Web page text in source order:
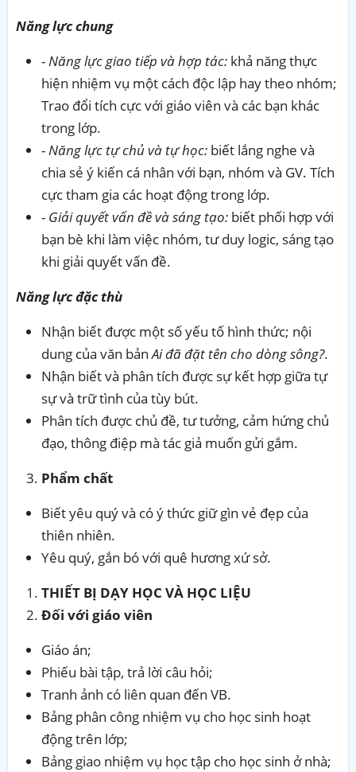
Năng lực chung
-Năng lực giao tiếp và hợp tác: khả năng thực
hiện nhiệm vụ một cách độc lập hay theo nhóm;
Trao đổi tích cực với giáo viên và các bạn khác
trong lớp.
-Năng lực tự chủ và tự học: biết lắng nghe và
chia sẻ ý kiến cá nhân với bạn, nhóm và GV. Tích
cực tham gia các hoạt động trong lớp.
- Giải quyết vấn đề và sáng tạo: biết phối hợp với
bạn bè khi làm việc nhóm, tư duy logic, sáng tạo
khi giải quyết vấn đề.
Năng lực đặc thù
Nhận biết được một số yếu tố hình thức; nội
dung của văn bảnAi đã đặt tên cho dòng sông?.
Nhận biết và phân tích được sự kết hợp giữa tự
sự và trữ tình của tùy bút.
Phân tích được chủ đề, tư tưởng, cảm hứng chủ
đạo, thông điệp mà tác giả muốn gửi gắm.
Phẩm chất
Biết yêu quý và có ý thức giữ gìn vẻ đẹp của
thiên nhiên.
Yêu quý, gắn bó với quê hương xứ sở.
THIẾT BỊ DẠY HỌC VÀ HỌC LIỆU
Đối với giáo viên
Giáo án;
Phiếu bài tập, trả lời câu hỏi;
Tranh ảnh có liên quan đến VB.
Bảng phân công nhiệm vụ cho học sinh hoạt
động trên lớp;
Bảng giao nhiệm vụ học tập cho học sinh ở nhà;